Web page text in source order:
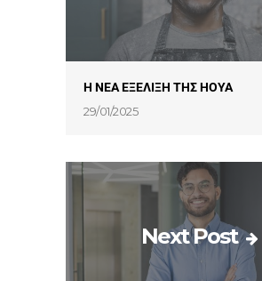
Η ΝΕΑ ΕΞΕΛΙΞΗ ΤΗΣ HOYA
29/01/2025
Next Post